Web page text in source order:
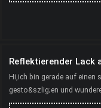
Reflektierender Lack
Hi,ich bin gerade auf einen
gesto&szlig;en und
https://cromaslacke.com/